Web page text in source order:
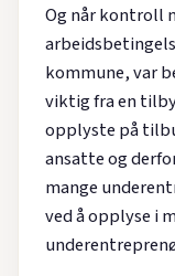
Og når kontroll
kommune, var
viktig fra en
opplyste på
ansatte og
mange
ved å opplyse i